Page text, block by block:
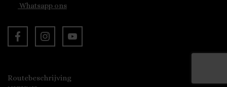
Whatsapp ons
Routebeschrijving